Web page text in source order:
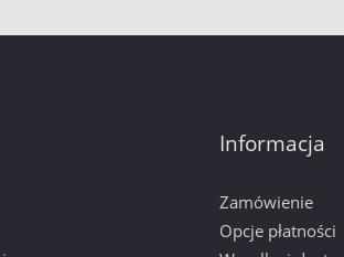
Informacja
Zamówienie
Opcje płatności